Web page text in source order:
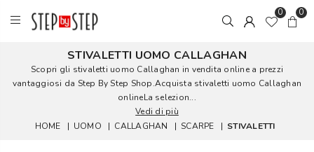
0 0
STIVALETTI UOMO CALLAGHAN
Scopri gli stivaletti uomo Callaghan in vendita online a prezzi
vantaggiosi da Step By Step Shop.Acquista stivaletti uomo Callaghan
onlineLa selezion...
Vedi di più
HOME
| UOMO | CALLAGHAN | SCARPE | STIVALETTI